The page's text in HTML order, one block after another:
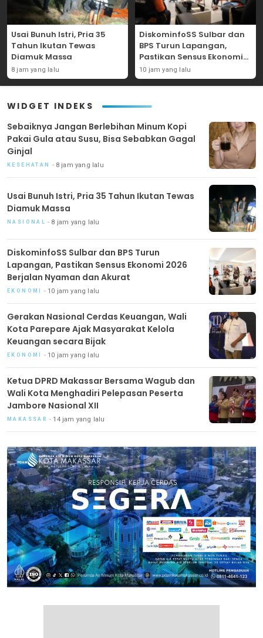
Usai Bunuh Istri, Pria 35
Tahun Ikutan Tewas
Diamuk Massa
8 jam yang lalu
DiskominfoSS Sulbar dan
BPS Turun Lapangan,
Pastikan Sensus Ekonomi
2026 Berjalan Nyaman dan
Akurat
10 jam yang lalu
WIDGET INDEKS
Sebaiknya Jangan Berlebihan Minum Kopi
Pakai Gula atau Susu, Bisa Sebabkan Gagal
Ginjal
KESEHATAN 8 jam yang lalu
Usai Bunuh Istri, Pria 35 Tahun Ikutan Tewas
Diamuk Massa
NASIONAL 8 jam yang lalu
DiskominfoSS Sulbar dan BPS Turun
Lapangan, Pastikan Sensus Ekonomi 2026
Berjalan Nyaman dan Akurat
EKONOMI 10 jam yang lalu
Gerakan Nasional Cerdas Keuangan, Wali
Kota Parepare Ajak Masyarakat Kelola
Keuangan secara Bijak
EKONOMI 10 jam yang lalu
Ketua DPRD Makassar Bersama Wagub dan
Wali Kota Menghadiri Pelepasan Peserta
Jambore Nasional XII
MAKASSAR 14 jam yang lalu